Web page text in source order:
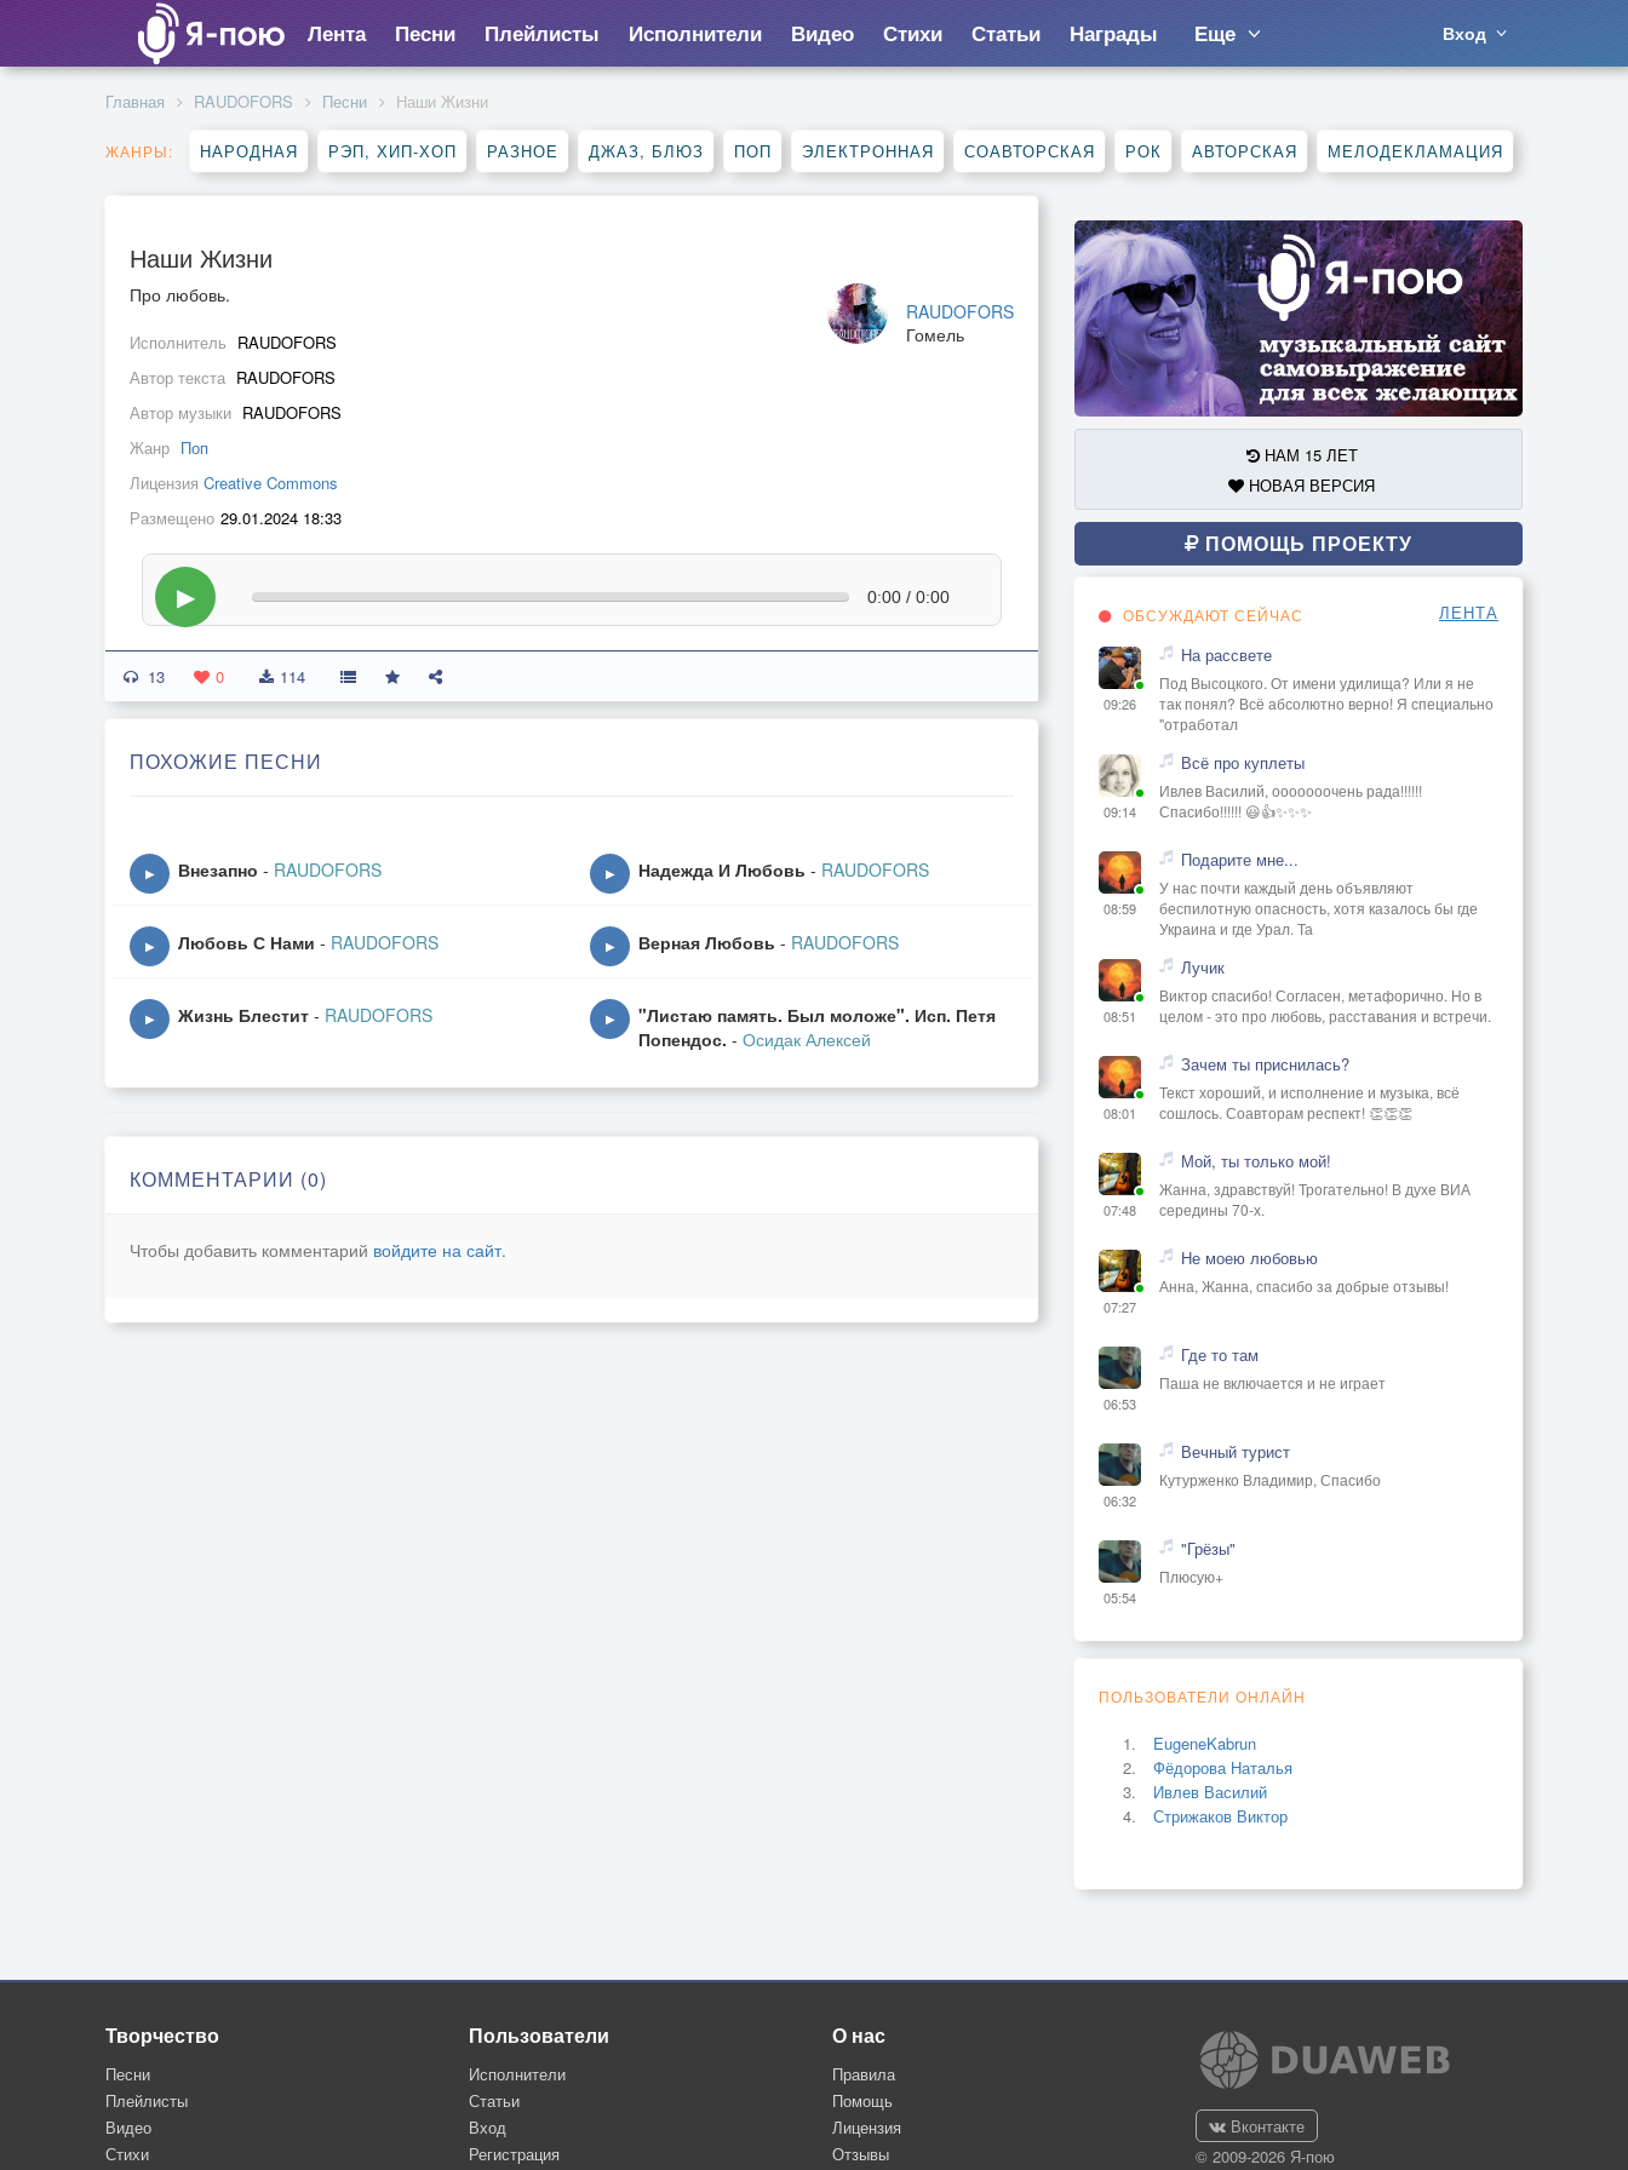
Лента Песни Плейлисты Исполнители Видео Стихи Статьи Награды Еще Вход
Главная RAUDOFORS Песни Наши Жизни
ЖАНРЫ: НАРОДНАЯ РЭП, ХИП-ХОП РАЗНОЕ ДЖАЗ, БЛЮЗ ПОП ЭЛЕКТРОННАЯ СОАВТОРСКАЯ РОК АВТОРСКАЯ МЕЛОДЕКЛАМАЦИЯ
Наши Жизни
RAUDOFORS
Гомель
Про любовь.
Исполнитель RAUDOFORS
Автор текста RAUDOFORS
Автор музыки RAUDOFORS
Жанр Поп
Лицензия Creative Commons
Размещено 29.01.2024 18:33
▶ 0:00 / 0:00
13 0 114
ПОХОЖИЕ ПЕСНИ
▶ Внезапно - RAUDOFORS ▶ Надежда И Любовь - RAUDOFORS
▶ Любовь С Нами - RAUDOFORS ▶ Верная Любовь - RAUDOFORS
▶ Жизнь Блестит - RAUDOFORS ▶
"Листаю память. Был моложе". Исп. Петя
Попендос. - Осидак Алексей
КОММЕНТАРИИ (0)
Чтобы добавить комментарий войдите на сайт.
НАМ 15 ЛЕТ
НОВАЯ ВЕРСИЯ
ПОМОЩЬ ПРОЕКТУ
ОБСУЖДАЮТ СЕЙЧАС ЛЕНТА
09:26
На рассвете
Под Высоцкого. От имени удилища? Или я не
так понял? Всё абсолютно верно! Я специально
"отработал
09:14
Всё про куплеты
Ивлев Василий, ооооооочень рада!!!!!!
Спасибо!!!!!! 😃👍✨✨✨
08:59
Подарите мне...
У нас почти каждый день объявляют
беспилотную опасность, хотя казалось бы где
Украина и где Урал. Та
08:51
Лучик
Виктор спасибо! Согласен, метафорично. Но в
целом - это про любовь, расставания и встречи.
08:01
Зачем ты приснилась?
Текст хороший, и исполнение и музыка, всё
сошлось. Соавторам респект! 👏👏👏
07:48
Мой, ты только мой!
Жанна, здравствуй! Трогательно! В духе ВИА
середины 70-х.
07:27
Не моею любовью
Анна, Жанна, спасибо за добрые отзывы!
06:53
Где то там
Паша не включается и не играет
06:32
Вечный турист
Кутурженко Владимир, Спасибо
05:54
"Грёзы"
Плюсую+
ПОЛЬЗОВАТЕЛИ ОНЛАЙН
EugeneKabrun
Фёдорова Наталья
Ивлев Василий
Стрижаков Виктор
Творчество
Песни
Плейлисты
Видео
Стихи
Пользователи
Исполнители
Статьи
Вход
Регистрация
О нас
Правила
Помощь
Лицензия
Отзывы
Вконтакте
© 2009-2026 Я-пою